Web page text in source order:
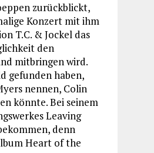
zurückblickt,
Konzert mit ihm
T.C. & Jockel das
den
mitbringen wird.
gefunden haben,
nennen, Colin
könnte. Bei seinem
Leaving
denn
Heart of the